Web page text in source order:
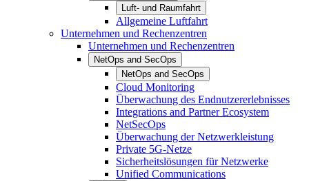
Luft- und Raumfahrt
Allgemeine Luftfahrt
Unternehmen und Rechenzentren
Unternehmen und Rechenzentren
NetOps and SecOps
NetOps and SecOps
Cloud Monitoring
Überwachung des Endnutzererlebnisses
Integrations and Partner Ecosystem
NetSecOps
Überwachung der Netzwerkleistung
Private 5G-Netze
Sicherheitslösungen für Netzwerke
Unified Communications